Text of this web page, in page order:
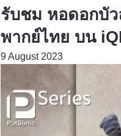
รับชม หอดอกบั
พากย์ไทย บน
9 August 2023